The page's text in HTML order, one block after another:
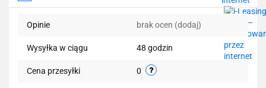
przechowalni
Opinie brak ocen (dodaj)
Wysyłka w ciągu 48 godzin
Cena przesyłki 0